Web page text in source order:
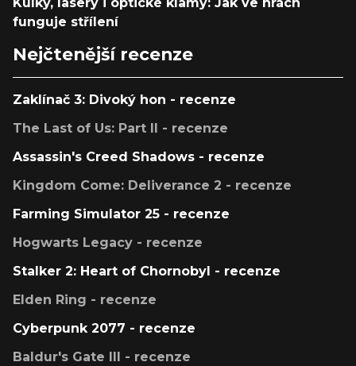
funguje střílení
Nejčtenější recenze
Zaklínač 3: Divoký hon - recenze
The Last of Us: Part II - recenze
Assassin's Creed Shadows - recenze
Kingdom Come: Deliverance 2 - recenze
Farming Simulator 25 - recenze
Hogwarts Legacy - recenze
Stalker 2: Heart of Chornobyl - recenze
Elden Ring - recenze
Cyberpunk 2077 - recenze
Baldur's Gate III - recenze